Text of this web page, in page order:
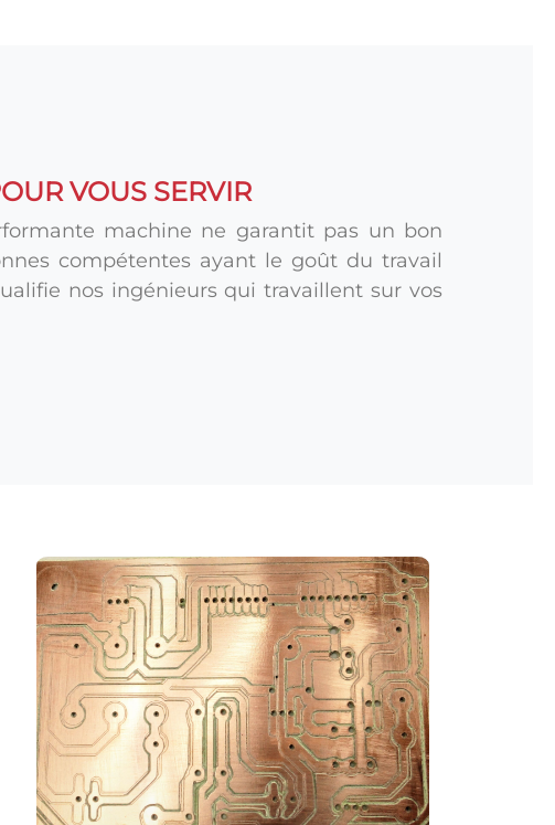
VOUS SERVIR
machine ne garantit pas un bon
compétentes ayant le goût du travail
nos ingénieurs qui travaillent sur vos